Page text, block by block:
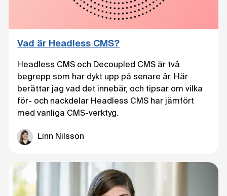
Vad är Headless CMS?
Headless CMS och Decoupled CMS är två
begrepp som har dykt upp på senare år. Här
berättar jag vad det innebär, och tipsar om vilka
för- och nackdelar Headless CMS har jämfört
med vanliga CMS-verktyg.
Linn Nilsson